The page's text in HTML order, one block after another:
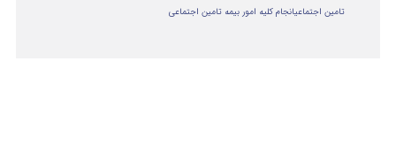
تامین اجتماعیانجام کلیه امور بیمه تامین اجتماعی